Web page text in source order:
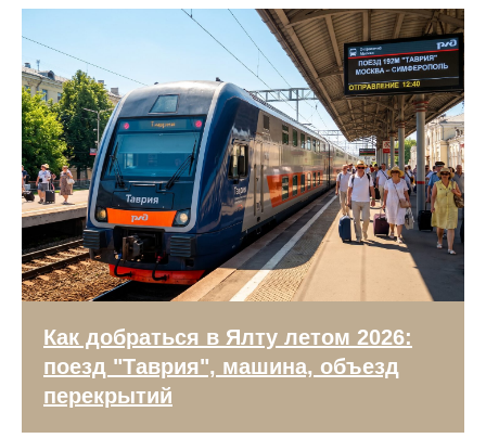
Как добраться в Ялту летом 2026:
поезд "Таврия", машина, объезд
перекрытий